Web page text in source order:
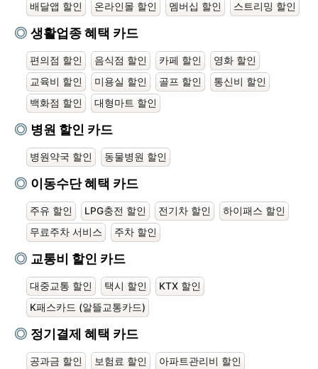
배달앱 할인 온라인몰 할인 멤버십 할인 스트리밍 할인
생활업종 혜택 카드
편의점 할인 음식점 할인 카페 할인
영화 할인
교육비 할인
미용실 할인 골프 할인
통신비 할인
백화점 할인
대형마트 할인
병원 할인 카드
병원약국 할인 동물병원 할인
이동수단 혜택 카드
주유 할인 LPG충전 할인 전기차 할인
하이패스 할인
무료주차 서비스
주차 할인
교통비 할인 카드
대중교통 할인 택시 할인
KTX 할인
K패스카드 (알뜰교통카드)
정기결제 혜택 카드
공과금 할인 보험료 할인
아파트관리비 할인